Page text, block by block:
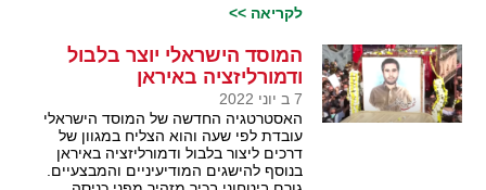
לקריאה >>
המוסד הישראלי יוצר בלבול
ודמורליזציה באיראן
7 ב יוני 2022
האסטרטגיה החדשה של המוסד הישראלי
עובדת לפי שעה והוא הצליח במגוון של
דרכים ליצור בלבול ודמורליזציה באיראן
בנוסף להישגים המודיעיניים והמבצעיים.